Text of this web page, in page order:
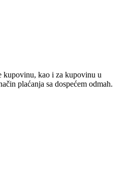
kupovinu, kao i za kupovinu u
plaćanja sa dospećem odmah.